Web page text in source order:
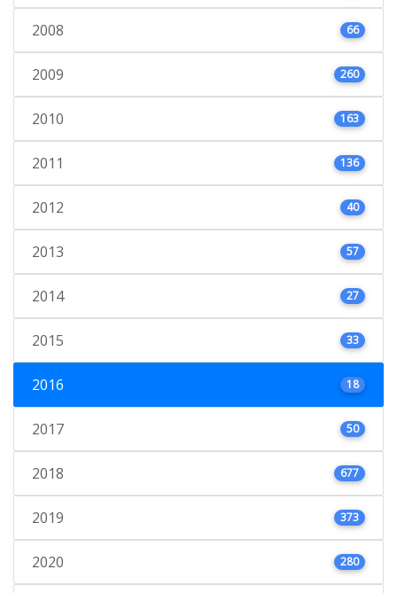
2008 66
2009 260
2010 163
2011 136
2012 40
2013 57
2014 27
2015 33
2016 18
2017 50
2018 677
2019 373
2020 280